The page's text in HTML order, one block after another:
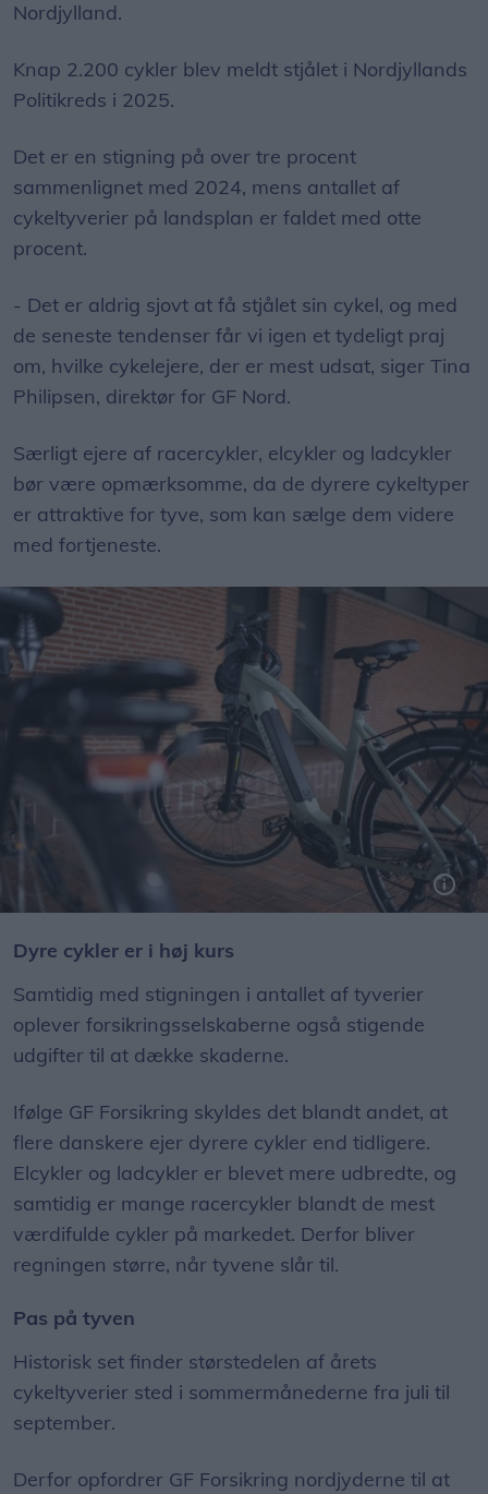
Nordjylland.
Knap 2.200 cykler blev meldt stjålet i Nordjyllands
Politikreds i 2025.
Det er en stigning på over tre procent
sammenlignet med 2024, mens antallet af
cykeltyverier på landsplan er faldet med otte
procent.
- Det er aldrig sjovt at få stjålet sin cykel, og med
de seneste tendenser får vi igen et tydeligt praj
om, hvilke cykelejere, der er mest udsat, siger Tina
Philipsen, direktør for GF Nord.
Særligt ejere af racercykler, elcykler og ladcykler
bør være opmærksomme, da de dyrere cykeltyper
er attraktive for tyve, som kan sælge dem videre
med fortjeneste.
Dyre cykler er i høj kurs
Samtidig med stigningen i antallet af tyverier
oplever forsikringsselskaberne også stigende
udgifter til at dække skaderne.
Ifølge GF Forsikring skyldes det blandt andet, at
flere danskere ejer dyrere cykler end tidligere.
Elcykler og ladcykler er blevet mere udbredte, og
samtidig er mange racercykler blandt de mest
værdifulde cykler på markedet. Derfor bliver
regningen større, når tyvene slår til.
Pas på tyven
Historisk set finder størstedelen af årets
cykeltyverier sted i sommermånederne fra juli til
september.
Derfor opfordrer GF Forsikring nordjyderne til at